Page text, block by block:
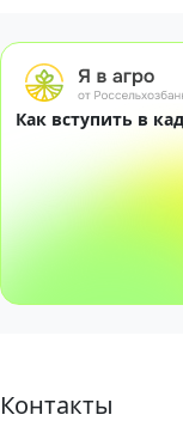
Как вступить в
Контакты